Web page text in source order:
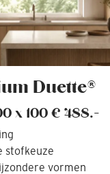
Duette®
x 100 € 488.-
stofkeuze
vormen